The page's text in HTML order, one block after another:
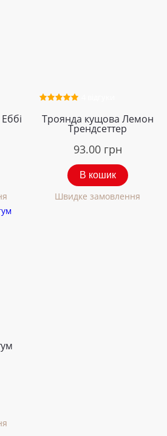
Троянда кущова Лемон
Трендсеттер
93.00 грн
В кошик
Швидке замовлення